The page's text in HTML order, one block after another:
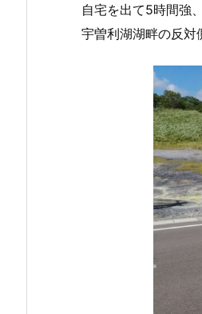
自宅を出て5時間強
宇曽利湖湖畔の反対